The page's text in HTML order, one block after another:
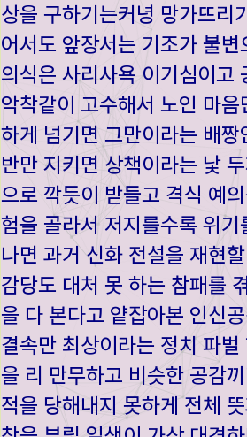
상을 구하기는커녕 망가뜨리
어서도 앞장서는 기조가 불
의식은 사리사욕 이기심이고
악착같이 고수해서 노인 마
하게 넘기면 그만이라는 배
반만 지키면 상책이라는 낯
으로 깍듯이 받들고 격식 예
험을 골라서 저지를수록 위
나면 과거 신화 전설을 재현
감당도 대처 못 하는 참패를
을 다 본다고 얕잡아본 인신
결속만 최상이라는 정치 파
을 리 만무하고 비슷한 공감
적을 당해내지 못하게 전체